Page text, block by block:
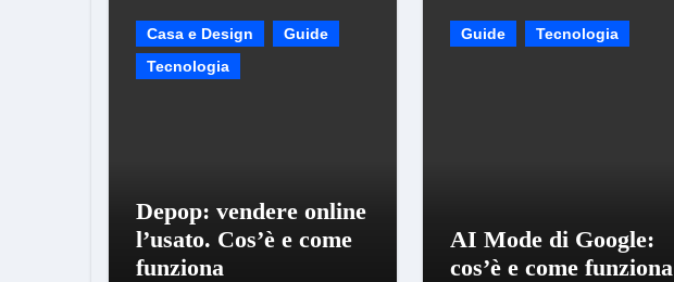
Casa e Design
Guide
Tecnologia
Depop: vendere online
l’usato. Cos’è e come
funziona
Guide Tecnologia
AI Mode di Google:
cos’è e come funziona